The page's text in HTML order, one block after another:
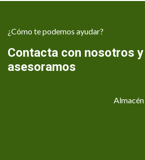
¿Cómo te podemos ayudar?
Contacta con nosotros
asesoramos